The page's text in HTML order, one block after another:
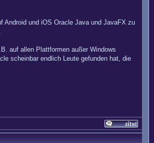
Android und iOS Oracle Java und JavaFX zu
auf allen Plattformen außer Windows
scheinbar endlich Leute gefunden hat, die